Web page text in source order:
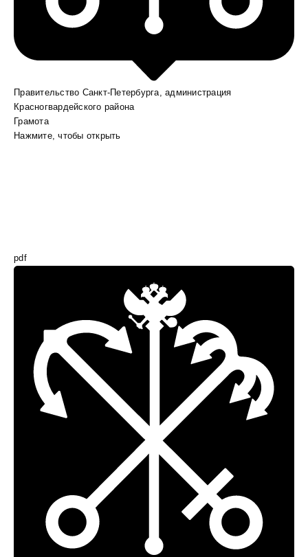
Правительство Санкт-Петербурга, администрация
Красногвардейского района
Грамота
Нажмите, чтобы открыть
pdf